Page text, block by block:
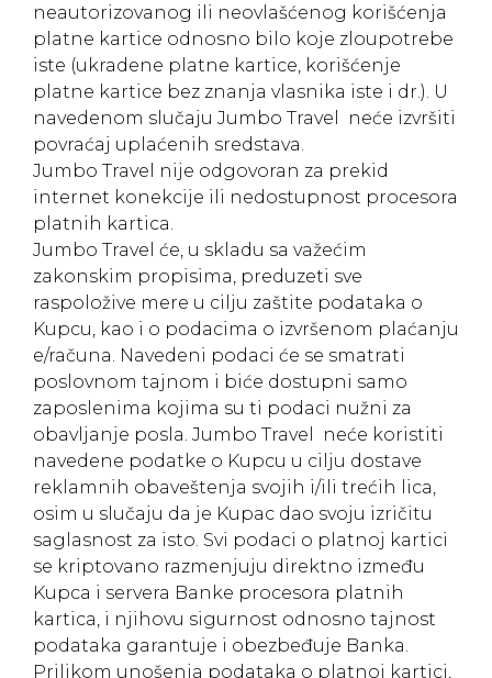
neautorizovanog ili neovlašćenog korišćenja
platne kartice odnosno bilo koje zloupotrebe
iste (ukradene platne kartice, korišćenje
platne kartice bez znanja vlasnika iste i dr.). U
navedenom slučaju Jumbo Travel neće izvršiti
povraćaj uplaćenih sredstava.
Jumbo Travel nije odgovoran za prekid
internet konekcije ili nedostupnost procesora
platnih kartica.
Jumbo Travel će, u skladu sa važećim
zakonskim propisima, preduzeti sve
raspoložive mere u cilju zaštite podataka o
Kupcu, kao i o podacima o izvršenom plaćanju
e/računa. Navedeni podaci će se smatrati
poslovnom tajnom i biće dostupni samo
zaposlenima kojima su ti podaci nužni za
obavljanje posla. Jumbo Travel neće koristiti
navedene podatke o Kupcu u cilju dostave
reklamnih obaveštenja svojih i/ili trećih lica,
osim u slučaju da je Kupac dao svoju izričitu
saglasnost za isto. Svi podaci o platnoj kartici
se kriptovano razmenjuju direktno između
Kupca i servera Banke procesora platnih
kartica, i njihovu sigurnost odnosno tajnost
podataka garantuje i obezbeđuje Banka.
Prilikom unošenja podataka o platnoj kartici,